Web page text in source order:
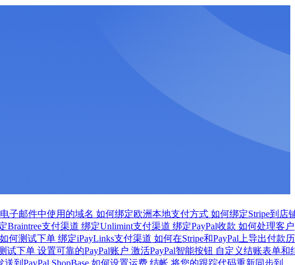
子邮件中使用的域名 如何绑定欧洲本地支付方式 如何绑定Stripe到店
Braintree支付渠道 绑定Unlimint支付渠道 绑定PayPal收款 如何处理客户
何测试下单 绑定iPayLinks支付渠道 如何在Stripe和PayPal上导出付款历
试下单 设置可靠的PayPal账户 激活PayPal智能按钮 自定义结账表单和
到PayPal ShopBase 如何设置运费 结帐 将您的跟踪代码重新同步到